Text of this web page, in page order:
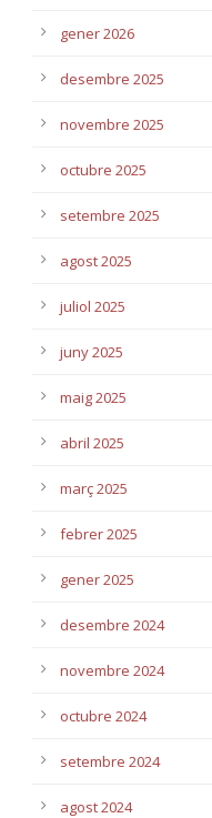
gener 2026
desembre 2025
novembre 2025
octubre 2025
setembre 2025
agost 2025
juliol 2025
juny 2025
maig 2025
abril 2025
març 2025
febrer 2025
gener 2025
desembre 2024
novembre 2024
octubre 2024
setembre 2024
agost 2024